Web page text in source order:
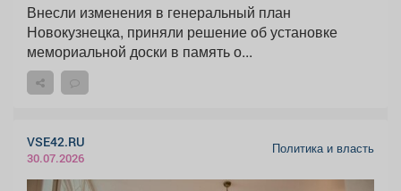
Внесли изменения в генеральный план
Новокузнецка, приняли решение об установке
мемориальной доски в память о...
VSE42.RU
30.07.2026
Политика и власть